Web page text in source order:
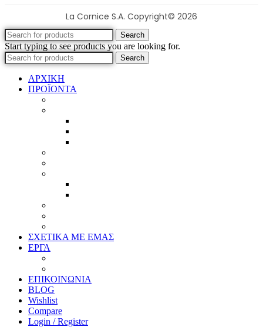
La Cornice S.A. Copyright© 2026
Search
Start typing to see products you are looking for.
Search
ΑΡΧΙΚΗ
ΠΡΟΪΟΝΤΑ
ΣΧΕΤΙΚΑ ΜΕ ΕΜΑΣ
ΕΡΓΑ
ΕΠΙΚΟΙΝΩΝΙΑ
BLOG
Wishlist
Compare
Login / Register